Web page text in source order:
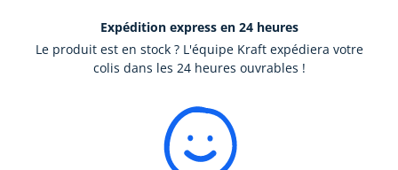
Expédition express en 24 heures
Le produit est en stock ? L'équipe Kraft expédiera votre
colis dans les 24 heures ouvrables !